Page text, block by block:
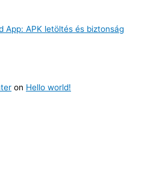
App: APK letöltés és biztonság
on Hello world!